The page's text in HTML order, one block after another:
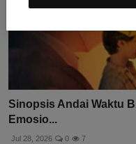
Sinopsis Andai Waktu
Emosio...
Jul 28, 2026 0 7